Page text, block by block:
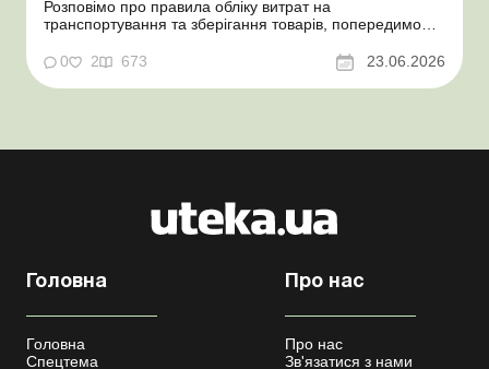
Розповімо про правила обліку витрат на
транспортування та зберігання товарів, попередимо
нормативне обґрунтування. Проблемні витрати:
податкові ризики та судова практика Здавалось би, у
цьому питанні неоднозначності бути не може. Однак,
0 2 673 23.06.2026
Головна
Головна
Спецтема
Про нас
Про нас
Зв'язатися з нами